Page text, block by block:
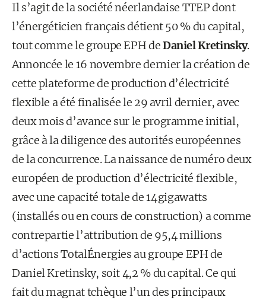
Il s’agit de la société néerlandaise TTEP dont
l’énergéticien français détient 50 % du capital,
tout comme le groupe EPH deDaniel Kretinsky.
Annoncée le 16 novembre dernier la création de
cette plateforme de production d’électricité
flexible a été finalisée le 29 avril dernier, avec
deux mois d’avance sur le programme initial,
grâce à la diligence des autorités européennes
de la concurrence. La naissance de numéro deux
européen de production d’électricité flexible,
avec une capacité totale de 14 gigawatts
(installés ou en cours de construction) a comme
contrepartie l’attribution de 95,4 millions
d’actions TotalÉnergies au groupe EPH de
Daniel Kretinsky, soit 4,2 % du capital. Ce qui
fait du magnat tchèque l’un des principaux